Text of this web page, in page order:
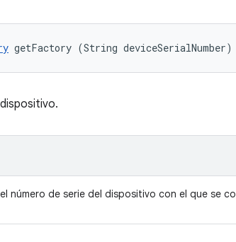
getFactory (String deviceSerialNumber)
número de serie del dispositivo con el que se